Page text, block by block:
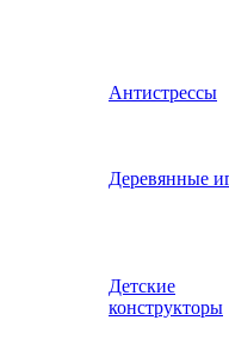
Антистрессы
Деревянные
Детские
конструкторы